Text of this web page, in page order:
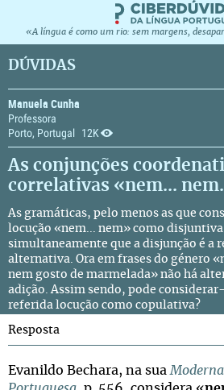
«A língua é como um rio: sem margens,
DÚVIDAS
Manuela Cunha
Professora
Porto, Portugal
12K
As conjunções
correlativas «nem...
As gramáticas, pelo menos as que
locução «nem... nem» como
simultaneamente que a disjunção é a
alternativa. Ora em frases do género
nem gosto de marmelada» não há
adição. Assim sendo, pode
referida locução como copulativa?
Resposta
Evanildo Bechara, na sua